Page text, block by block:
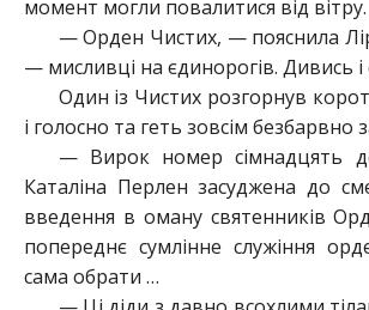
момент могли повалитися від вітру.
— Орден Чистих, — пояснила
— мисливці на єдинорогів. Дивись і
Один із Чистих розгорнув
і голосно та геть зовсім безбарвно
— Вирок номер сімнадцять
Каталіна Перлен засуджена до
введення в оману святенників
попереднє сумлінне служіння
сама обрати …